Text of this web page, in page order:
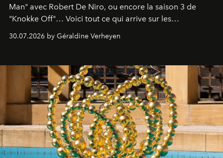
Man" avec Robert De Niro, ou encore la saison 3 de
"Knokke Off"… Voici tout ce qui arrive sur les
30.07.2026 by Géraldine Verheyen